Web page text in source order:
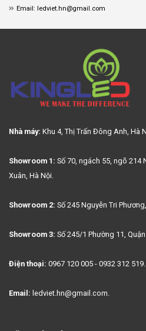
Email: ledviet.hn@gmail.com
Nhà máy: Khu 4, Thị Trấn Đông Anh, Hà
Showroom 1: Số 70, ngách 55, ngõ 214
Xuân, Hà Nội.
Showroom 2: Số 245 Nguyễn Tri
Showroom 3: Số 245/1 Phường 11, Quận
Điện thoại: 0967 120 005 - 0932 312 519.
Email: ledviet.hn@gmail.com.